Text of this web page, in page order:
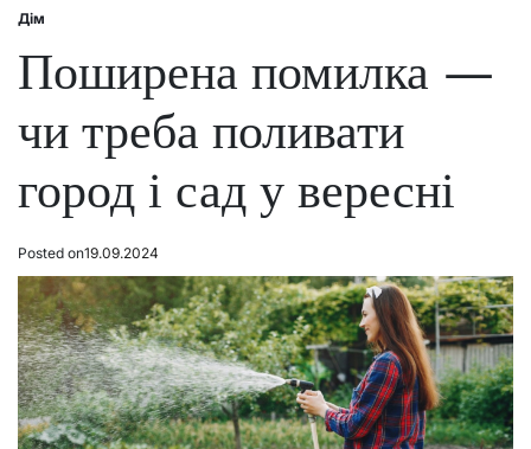
Posted
Дім
Поширена помилка —
чи треба поливати
город і сад у вересні
Posted on19.09.2024